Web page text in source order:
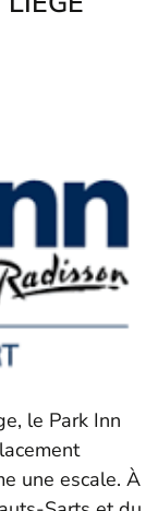
le Park Inn
une escale. À